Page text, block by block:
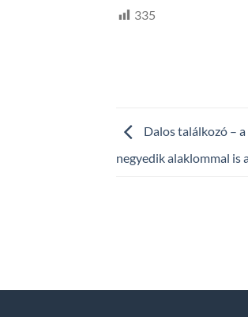
335
Dalos találkozó –
negyedik alaklommal is